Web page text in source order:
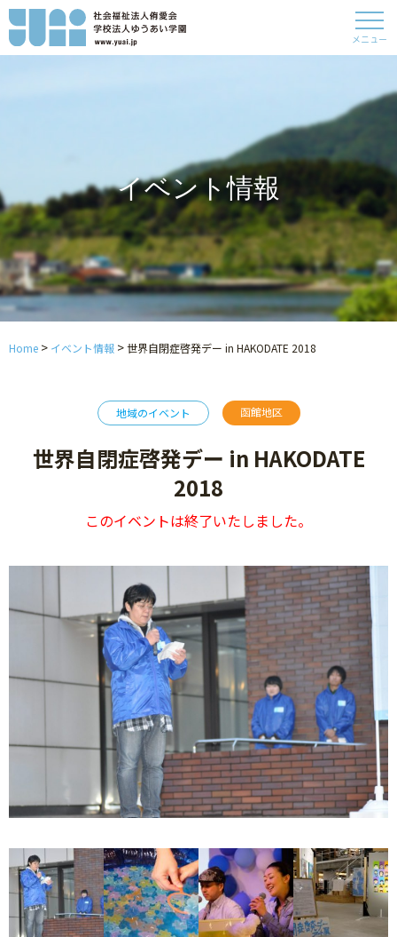
メニュー
イベント情報
Home > イベント情報 >世界自閉症啓発デー in HAKODATE 2018
地域のイベント 函館地区
世界自閉症啓発デー in HAKODATE
2018
このイベントは終了いたしました。